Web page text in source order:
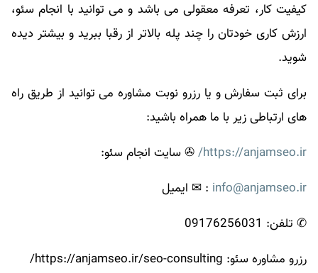
کیفیت کار، تعرفه معقولی می باشد و می توانید با انجام سئو،
ارزش کاری خودتان را چند پله بالاتر از رقبا ببرید و بیشتر دیده
شوید.
برای ثبت سفارش و یا رزرو نوبت مشاوره می توانید از طریق راه
های ارتباطی زیر با ما همراه باشید:
https://anjamseo.ir/ ✇ سایت انجام سئو:
info@anjamseo.ir
: ✉ ایمیل
✆ تلفن: 09176256031
رزرو مشاوره سئو: https://anjamseo.ir/seo-consulting/